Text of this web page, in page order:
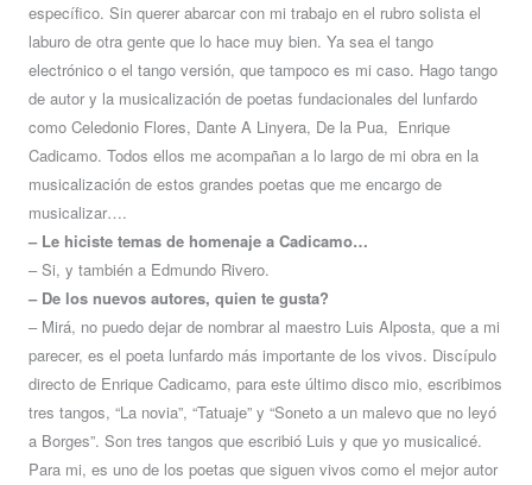
específico. Sin querer abarcar con mi trabajo en el rubro solista el
laburo de otra gente que lo hace muy bien. Ya sea el tango
electrónico o el tango versión, que tampoco es mi caso. Hago tango
de autor y la musicalización de poetas fundacionales del lunfardo
como Celedonio Flores, Dante A Linyera, De la Pua, Enrique
Cadicamo. Todos ellos me acompañan a lo largo de mi obra en la
musicalización de estos grandes poetas que me encargo de
musicalizar….
– Le hiciste temas de homenaje a Cadicamo…
– Si, y también a Edmundo Rivero.
– De los nuevos autores, quien te gusta?
– Mirá, no puedo dejar de nombrar al maestro Luis Alposta, que a mi
parecer, es el poeta lunfardo más importante de los vivos. Discípulo
directo de Enrique Cadicamo, para este último disco mio, escribimos
tres tangos, “La novia”, “Tatuaje” y “Soneto a un malevo que no leyó
a Borges”. Son tres tangos que escribió Luis y que yo musicalicé.
Para mi, es uno de los poetas que siguen vivos como el mejor autor